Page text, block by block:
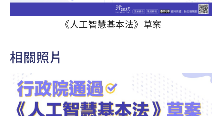
《人工智慧基本法》草案
相關照片